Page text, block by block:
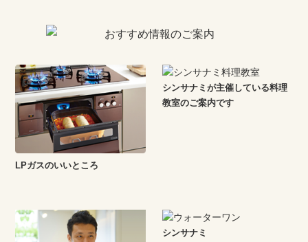
LPガスのいいところ
シンサナミが主催している料理
教室のご案内です
シンサナミ